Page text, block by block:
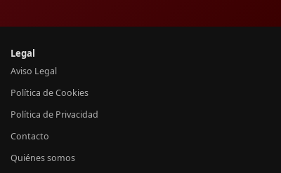
Legal
Aviso Legal
Política de Cookies
Política de Privacidad
Contacto
Quiénes somos